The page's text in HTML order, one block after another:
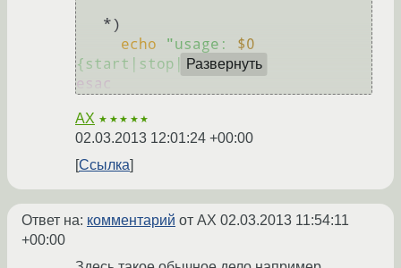
echo
"usage: $0
{start|stop|restart}"
esac
Развернуть
AX ★★★★★
02.03.2013 12:01:24 +00:00
Ссылка
Ответ на: комментарий от AX 02.03.2013 11:54:11
+00:00